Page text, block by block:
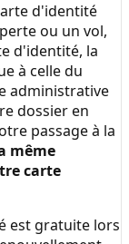
d'identité
ou un vol,
d'identité, la
à celle du
administrative
dossier en
passage à la
même
carte
est gratuite lors